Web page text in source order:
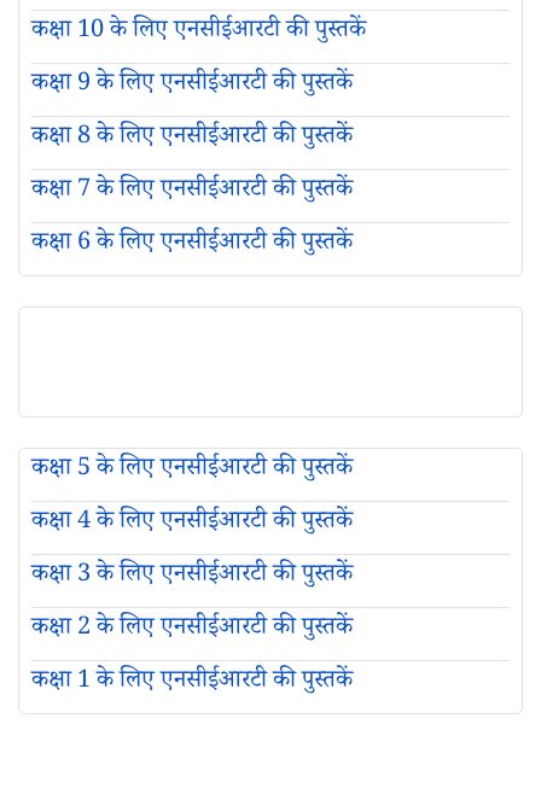
कक्षा 10 के लिए एनसीईआरटी की पुस्तकें
कक्षा 9 के लिए एनसीईआरटी की पुस्तकें
कक्षा 8 के लिए एनसीईआरटी की पुस्तकें
कक्षा 7 के लिए एनसीईआरटी की पुस्तकें
कक्षा 6 के लिए एनसीईआरटी की पुस्तकें
कक्षा 5 के लिए एनसीईआरटी की पुस्तकें
कक्षा 4 के लिए एनसीईआरटी की पुस्तकें
कक्षा 3 के लिए एनसीईआरटी की पुस्तकें
कक्षा 2 के लिए एनसीईआरटी की पुस्तकें
कक्षा 1 के लिए एनसीईआरटी की पुस्तकें